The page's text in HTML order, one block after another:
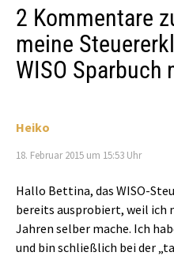
2 Kommentare
meine
WISO Sparbuch
Heiko
18. Februar 2015 um 15:53 Uhr
Hallo Bettina, das WISO-
bereits ausprobiert, weil ich
Jahren selber mache. Ich
und bin schließlich bei der